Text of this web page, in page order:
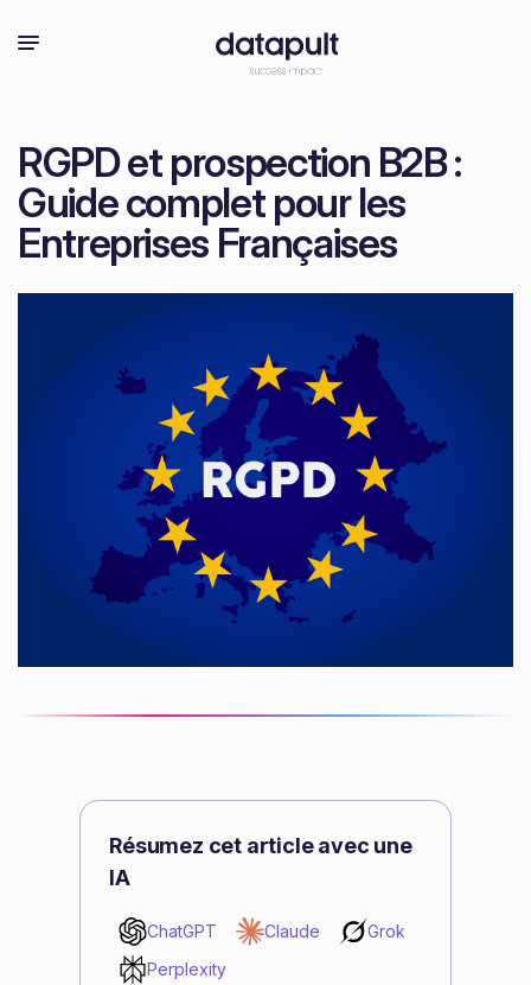
RGPD et prospection B2B :
Guide complet pour les
Entreprises Françaises
Résumez cet article avec une
IA
ChatGPT Claude
Grok
Perplexity